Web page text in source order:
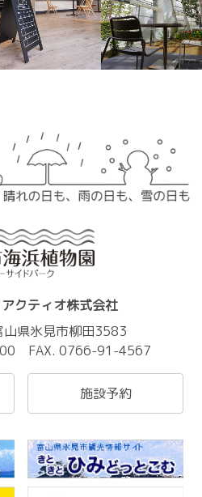
クティオ株式会社
県氷見市柳田3583
FAX. 0766-91-4567
施設予約